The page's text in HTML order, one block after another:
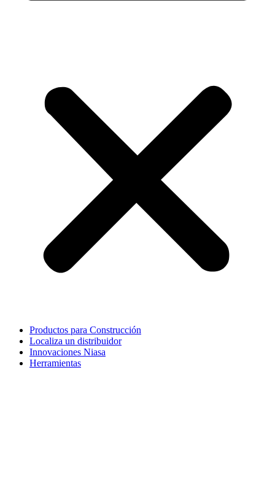
Productos para Construcción
Localiza un distribuidor
Innovaciones Niasa
Herramientas